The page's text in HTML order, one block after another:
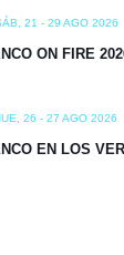
21 - 29 AGO 2026
ON FIRE
26 - 27 AGO 2026
EN LOS